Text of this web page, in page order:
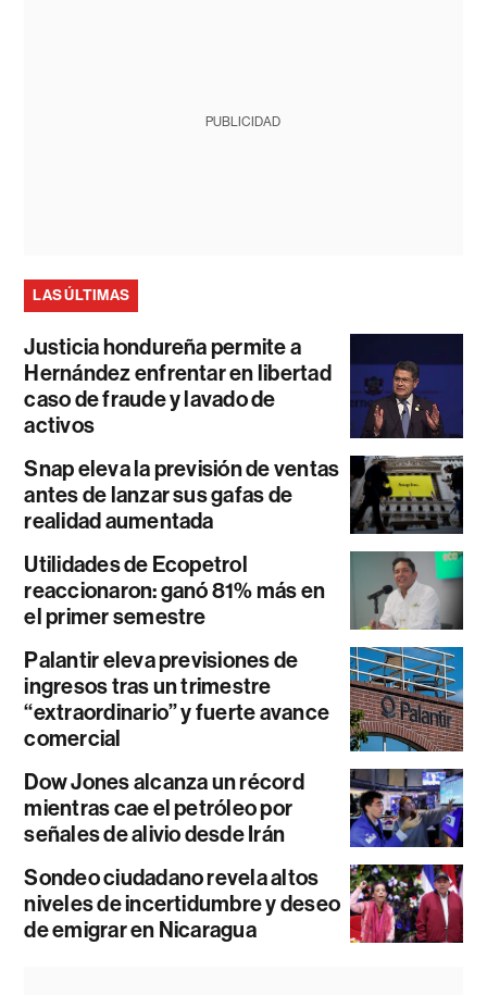
PUBLICIDAD
LAS ÚLTIMAS
Justicia hondureña permite a
Hernández enfrentar en libertad
caso de fraude y lavado de
activos
Snap eleva la previsión de ventas
antes de lanzar sus gafas de
realidad aumentada
Utilidades de Ecopetrol
reaccionaron: ganó 81% más en
el primer semestre
Palantir eleva previsiones de
ingresos tras un trimestre
“extraordinario” y fuerte avance
comercial
Dow Jones alcanza un récord
mientras cae el petróleo por
señales de alivio desde Irán
Sondeo ciudadano revela altos
niveles de incertidumbre y deseo
de emigrar en Nicaragua